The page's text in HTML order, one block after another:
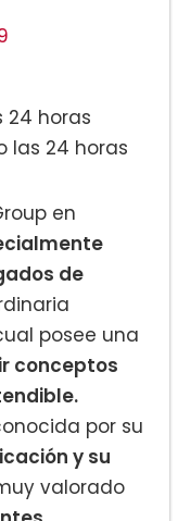
24 horas
las 24 horas
en
de
posee una
conceptos
por su
y su
valorado